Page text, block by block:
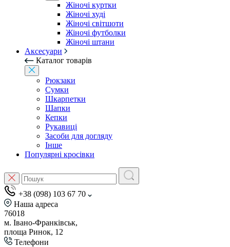
Жіночі куртки
Жіночі худі
Жіночі світшоти
Жіночі футболки
Жіночі штани
Аксесуари
Каталог товарів
Рюкзаки
Сумки
Шкарпетки
Шапки
Кепки
Рукавиці
Засоби для догляду
Інше
Популярні кросівки
+38 (098) 103 67 70
Наша адреса
76018
м. Івано-Франківськ,
площа Ринок, 12
Телефони